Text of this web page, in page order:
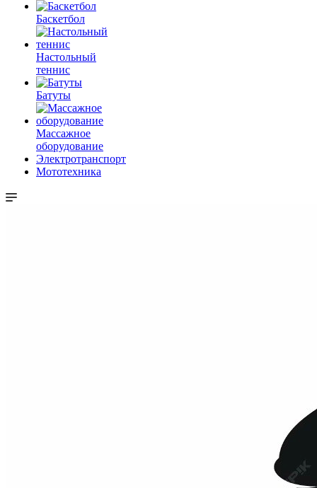
Баскетбол
Настольный
теннис
Батуты
Массажное
оборудование
Электротранспорт
Мототехника